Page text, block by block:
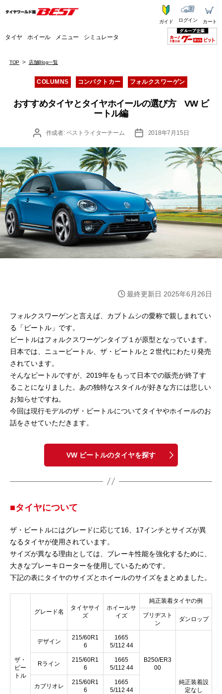
タイヤ ホイール メニュー シミュレータ
ガイド ログイン カート
TOP 店舗Blog一覧
カ
テ
リ
ー
COLUMNS コンパクトカー フォルクスワーゲン
おすすめタイヤとタイヤホイールの選び方 VW ビ
ートル編
投
作成者: ベストライターチーム
投
2018年7月15日
最終更新日 2025年6月26日
フォルクスワーゲンと言えば、カブトムシの愛称で親しまれてい
る「ビートル」です。
ビートルはフォルクスワーゲンタイプ１が原型となっています。
日本では、ニュービートル、ザ・ビートルと２世代にわたり発売
されています。
そんなビートルですが、2019年をもって日本での販売が終了す
ることになりました。あの独特なスタイルが好きな方には悲しい
お知らせですね。
今回は現行モデルのザ・ビートルについてタイヤやホイールのお
話をさせていただきます。
VW ビートルのタイヤを探す
■タイヤについて
ザ・ビートルにはグレードに応じて16、17インチとサイズが異
なるタイヤが使用されています。
サイズが異なる理由としては、ブレーキ性能を強化するために、
大きなブレーキローターを使用しているためです。
下記の表にタイヤのサイズとホイールのサイズをまとめました。
ザ・
ビー
トル
グレード名
タイヤサイ
ズ
ホイールサ
イズ
純正装着タイヤの例
ブリヂスト
ン
ダンロップ
デザイン
215/60R1
6
1665
5/112 44
B250/ER3
00
純正装着設
定なし
Rライン
215/60R1
6
1665
5/112 44
カブリオレ
215/60R1
6
1665
5/112 44